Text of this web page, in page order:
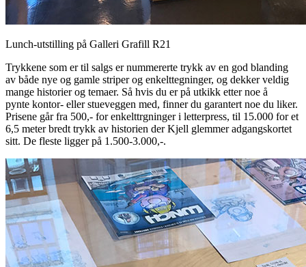
Lunch-utstilling på Galleri Grafill R21
Trykkene som er til salgs er nummererte trykk av en god blanding
av både nye og gamle striper og enkelttegninger, og dekker veldig
mange historier og temaer. Så hvis du er på utkikk etter noe å
pynte kontor- eller stueveggen med, finner du garantert noe du liker.
Prisene går fra 500,- for enkelttrgninger i letterpress, til 15.000 for et
6,5 meter bredt trykk av historien der Kjell glemmer adgangskortet
sitt. De fleste ligger på 1.500-3.000,-.